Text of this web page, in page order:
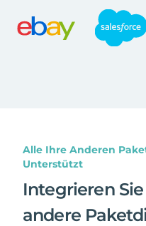
Alle Ihre Anderen
Unterstützt
Integrieren
andere